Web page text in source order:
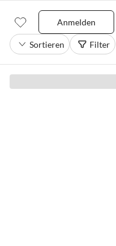
Anmelden
Sortieren Filter